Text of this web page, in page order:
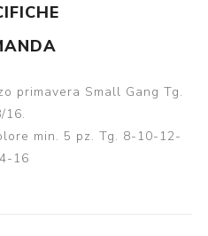
primavera Small Gang Tg.
16.
min. 5 pz. Tg. 8-10-12-
16